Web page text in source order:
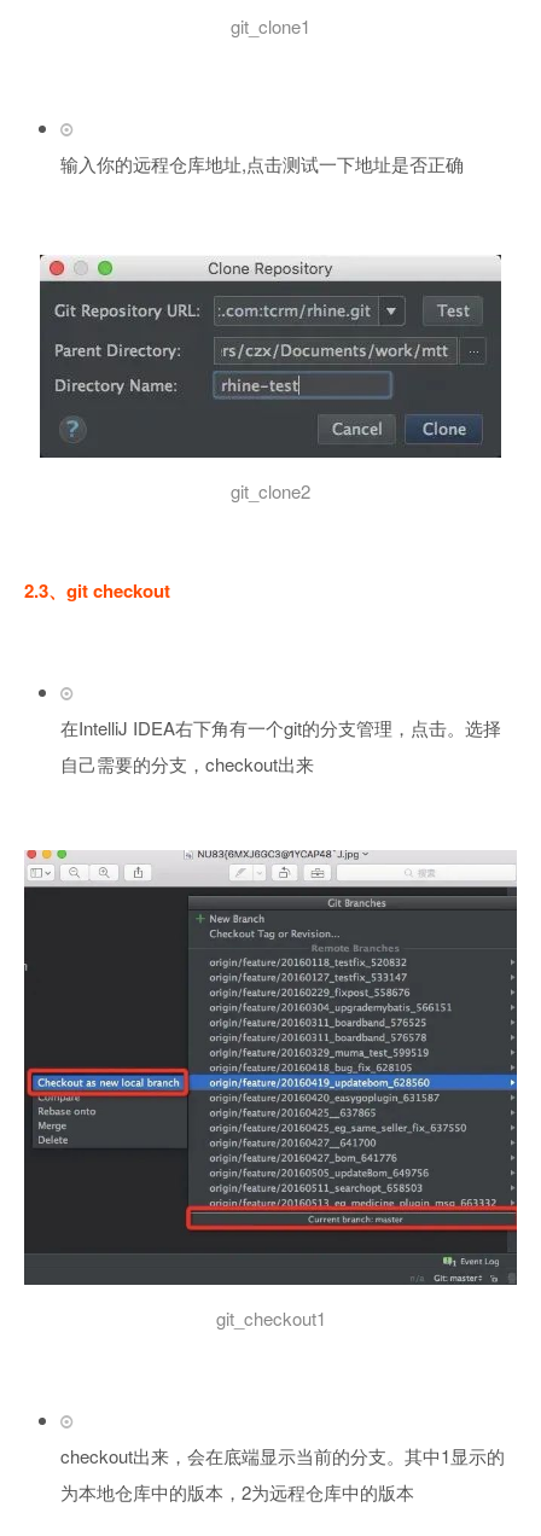
git_clone1
输入你的远程仓库地址,点击测试一下地址是否正确
git_clone2
2.3、git checkout
在IntelliJ IDEA右下角有一个git的分支管理，点击。选择
自己需要的分支，checkout出来
git_checkout1
checkout出来，会在底端显示当前的分支。其中1显示的
为本地仓库中的版本，2为远程仓库中的版本